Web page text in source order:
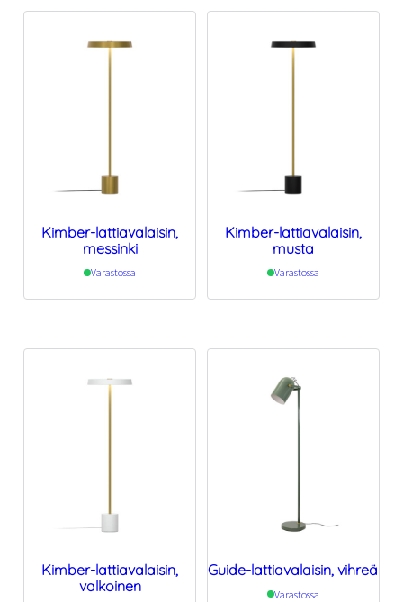
Kimber-lattiavalaisin,
messinki
Varastossa
Kimber-lattiavalaisin,
musta
Varastossa
Kimber-lattiavalaisin,
valkoinen
Guide-lattiavalaisin, vihreä
Varastossa